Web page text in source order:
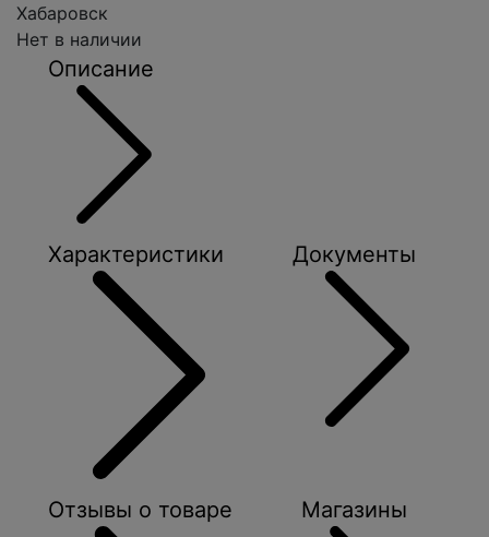
Хабаровск
Нет в наличии
Описание
Характеристики Документы
Отзывы о товаре Магазины